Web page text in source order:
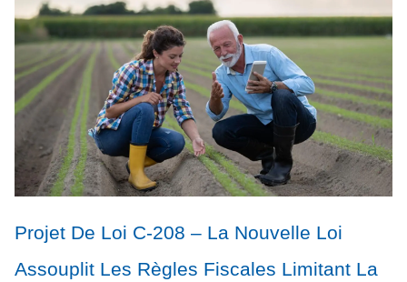
Projet De Loi C-208 – La Nouvelle Loi
Assouplit Les Règles Fiscales Limitant La